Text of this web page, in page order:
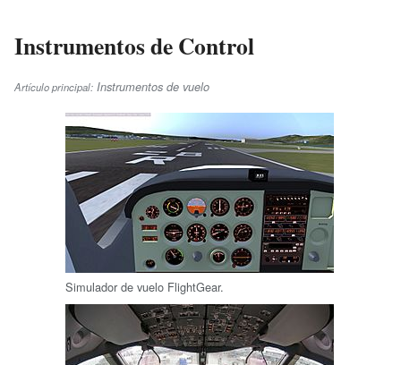
Instrumentos de Control
Artículo principal: Instrumentos de vuelo
Simulador de vuelo FlightGear.